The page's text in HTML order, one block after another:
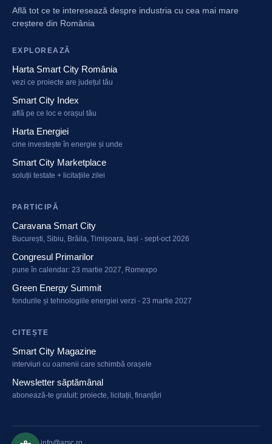
Află tot ce te interesează despre industria cu cea mai mare
creștere din România
EXPLOREAZĂ
Harta Smart City România
vezi ce proiecte are județul tău
Smart City Index
află pe ce loc e orașul tău
Harta Energiei
cine investește în energie și unde
Smart City Marketplace
soluții testate + licitațiile zilei
PARTICIPĂ
Caravana Smart City
București, Sibiu, Brăila, Timișoara, Iași - sept-oct 2026
Congresul Primarilor
pune în calendar: 23 martie 2027, Romexpo
Green Energy Summit
fondurile și tehnologiile energiei verzi - 23 martie 2027
CITEȘTE
Smart City Magazine
interviuri cu oamenii care schimbă orașele
Newsletter săptămânal
abonează-te gratuit: proiecte, licitații, finanțări